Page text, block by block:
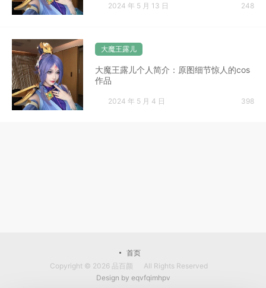
2024 年 5 月 13 日 248
大魔王露儿
大魔王露儿个人简介：原图细节惊人的cos
作品
2024 年 5 月 4 日 398
首页
Copyright © 2026 品百颜
All Rights Reserved
Design by eqvfqimhpv